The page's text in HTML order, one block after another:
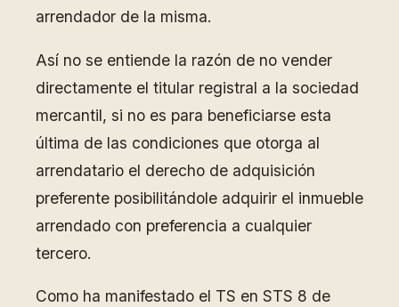
arrendador de la misma.
Así no se entiende la razón de no vender
directamente el titular registral a la sociedad
mercantil, si no es para beneficiarse esta
última de las condiciones que otorga al
arrendatario el derecho de adquisición
preferente posibilitándole adquirir el inmueble
arrendado con preferencia a cualquier
tercero.
Como ha manifestado el TS en STS 8 de